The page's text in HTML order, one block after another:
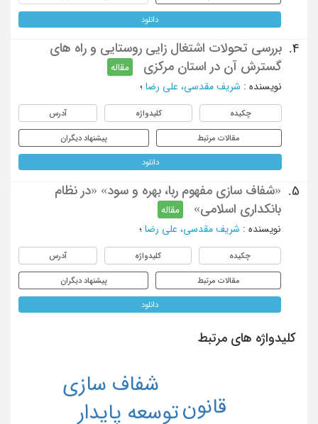
دانلود
4.
بررسی تحولات اشتغال زایی روستایی و راه های
گسترش آن در استان مرکزی
مقاله
نویسنده : شریف مقدسی، علی رضا ؛
چکیده کلیدواژه آدرس
مقالات مرتبط پیشنهاد دیگران
دانلود
5.
«شفاف سازی مفهوم ربا، بهره و سود» «در نظام
بانکداری اسلامی»
مقاله
نویسنده : شریف مقدسی، علی رضا ؛
چکیده کلیدواژه آدرس
مقالات مرتبط پیشنهاد دیگران
دانلود
کلیدواژه های مرتبط
توسعه پایدار
شفاف سازی
قانون